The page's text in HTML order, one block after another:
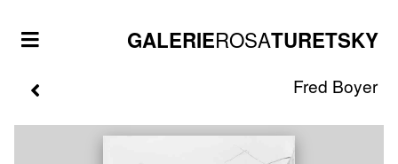
GALERIEROSATURETSKY
Fred Boyer